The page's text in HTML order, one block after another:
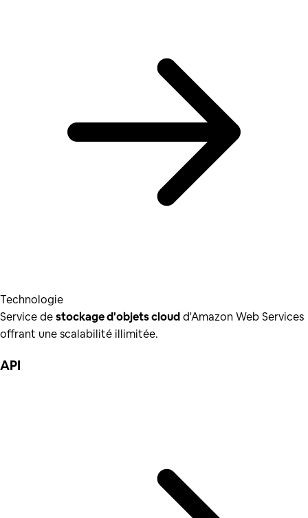
Technologie
Service destockage d'objets cloudd'Amazon Web Services
offrant une scalabilité illimitée.
API